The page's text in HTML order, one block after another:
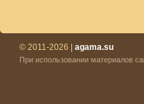
© 2011-2026 | agama.su
При использовании материалов